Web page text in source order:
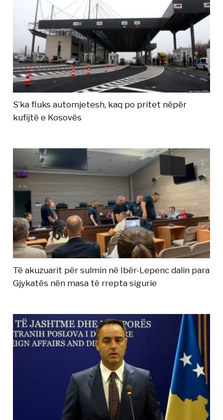
S’ka fluks automjetesh, kaq po pritet nëpër
kufijtë e Kosovës
Të akuzuarit për sulmin në Ibër-Lepenc dalin para
Gjykatës nën masa të rrepta sigurie